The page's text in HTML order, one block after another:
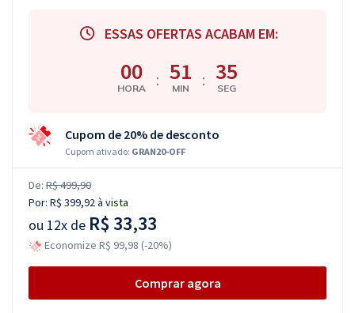
ESSAS OFERTAS ACABAM EM:
00
HORA : 51
MIN : 34
SEG
Cupom de 20% de desconto
Cupom ativado: GRAN20-OFF
De: R$ 499,90
Por: R$ 399,92à vista
ou 12x de R$ 33,33
Economize R$ 99,98 (-20%)
Comprar agora